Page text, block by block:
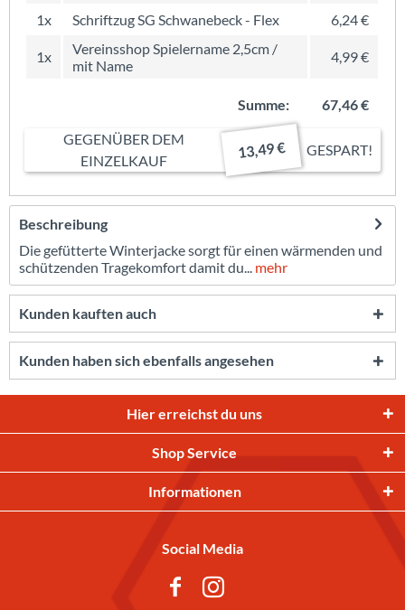
1x
Schriftzug SG Schwanebeck - Flex 6,24 €
1x
Vereinsshop Spielername 2,5cm /
mit Name
4,99 €
Summe:
67,46 €
GEGENÜBER DEM
EINZELKAUF
13,49 € GESPART!
Beschreibung
Die gefütterte Winterjacke sorgt für einen wärmenden und
schützenden Tragekomfort damit du... mehr
Kunden kauften auch
Kunden haben sich ebenfalls angesehen
Hier erreichst du uns
Shop Service
Informationen
Social Media